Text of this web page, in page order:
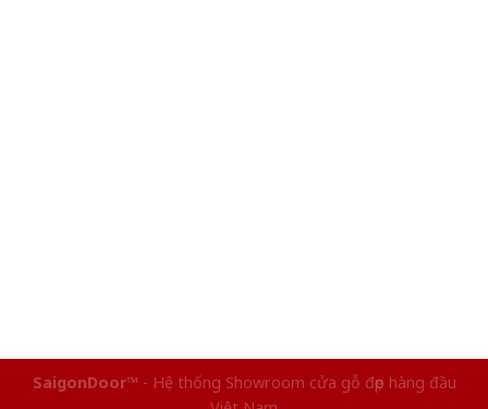
SaigonDoor™ - Hệ thống Showroom cửa gỗ đẹp hàng đầu